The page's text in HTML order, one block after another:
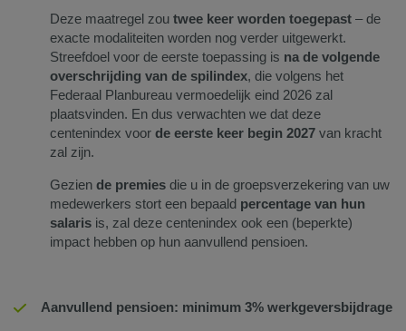
Deze maatregel zou twee keer worden toegepast – de
exacte modaliteiten worden nog verder uitgewerkt.
Streefdoel voor de eerste toepassing is na de volgende
overschrijding van de spilindex, die volgens het
Federaal Planbureau vermoedelijk eind 2026 zal
plaatsvinden. En dus verwachten we dat deze
centenindex voor de eerste keer begin 2027 van kracht
zal zijn.
Gezien de premies die u in de groepsverzekering van uw
medewerkers stort een bepaald percentage van hun
salaris is, zal deze centenindex ook een (beperkte)
impact hebben op hun aanvullend pensioen.
Aanvullend pensioen: minimum 3% werkgeversbijdrage